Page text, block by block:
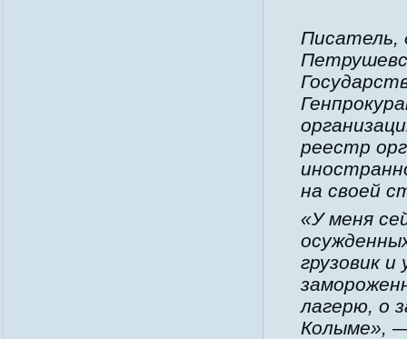
Писатель,
реестр
на своей
«У меня
грузовик
лагерю, о
Колыме»,